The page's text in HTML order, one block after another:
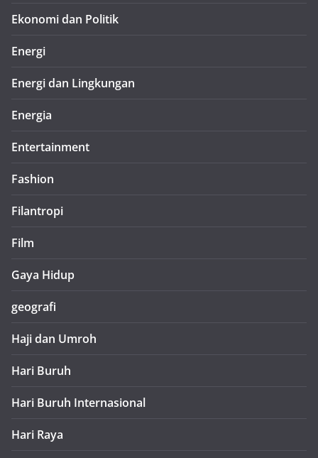
Ekonomi dan Politik
Energi
Energi dan Lingkungan
Energia
Entertainment
Fashion
Filantropi
Film
Gaya Hidup
geografi
Haji dan Umroh
Hari Buruh
Hari Buruh Internasional
Hari Raya